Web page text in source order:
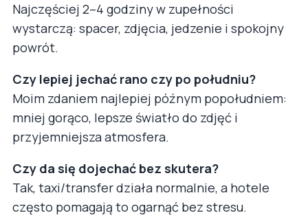
Najczęściej 2–4 godziny w zupełności
wystarczą: spacer, zdjęcia, jedzenie i spokojny
powrót.
Czy lepiej jechać rano czy po południu?
Moim zdaniem najlepiej późnym popołudniem:
mniej gorąco, lepsze światło do zdjęć i
przyjemniejsza atmosfera.
Czy da się dojechać bez skutera?
Tak, taxi/transfer działa normalnie, a hotele
często pomagają to ogarnąć bez stresu.